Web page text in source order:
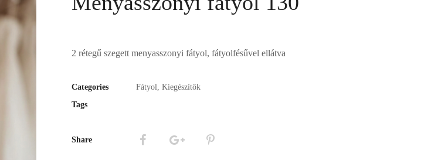
2 rétegű szegett menyasszonyi fátyol, fátyolfésűvel ellátva
Categories Fátyol, Kiegészítők
Tags
Share